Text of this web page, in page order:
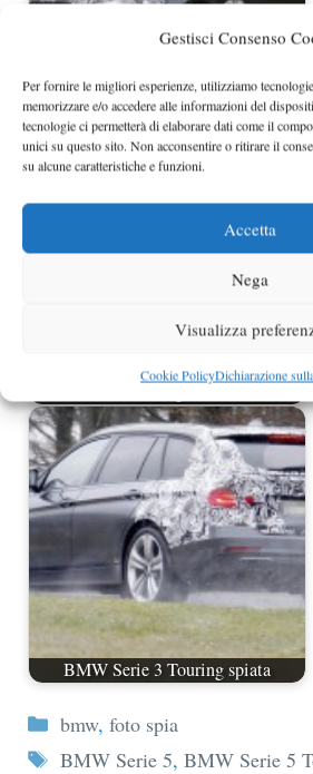
Gestisci Consenso
Per fornire le migliori esperienze, utilizziamo
memorizzare e/o accedere alle informazioni del
tecnologie ci permetterà di elaborare dati come il
unici su questo sito. Non acconsentire o ritirare il
su alcune caratteristiche e funzioni.
Accetta
Nega
Visualizza
Cookie PolicyDichiarazione
BMW Serie 5 Touring restyling
nuove foto spia
Nuova BMW X3 2011 foto spia e
dettagli
BMW Serie 3 Touring spiata
Categorie
bmw, foto spia
Tag
BMW Serie 5, BMW Serie 5